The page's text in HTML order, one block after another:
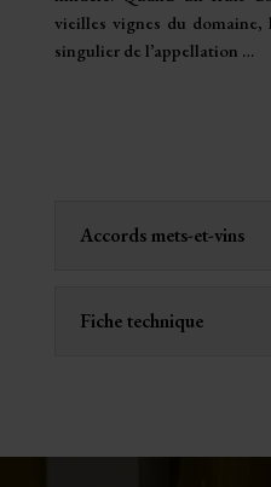
vieilles vignes du domaine,
singulier de l’appellation …
Accords mets-et-vins
Fiche technique